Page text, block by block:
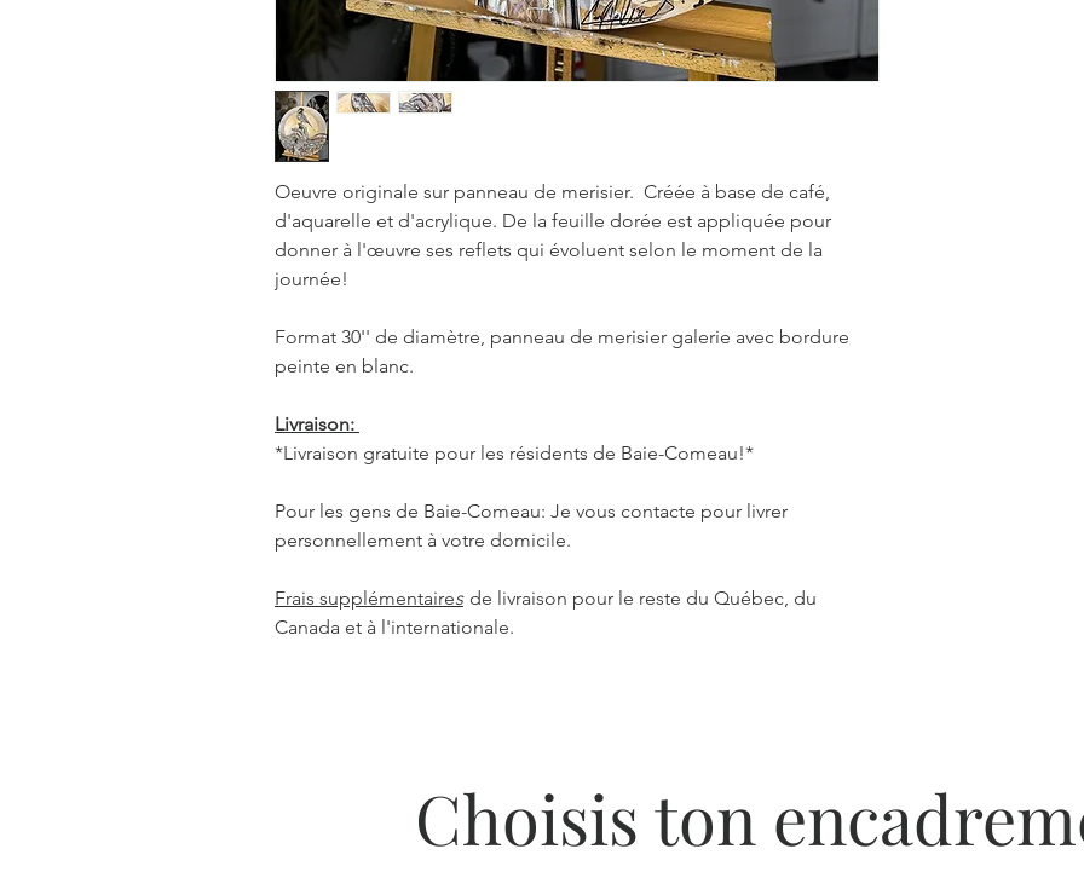
Oeuvre originale sur panneau de merisier. Créée à base de café,
d'aquarelle et d'acrylique. De la feuille dorée est appliquée pour
donner à l'œuvre ses reflets qui évoluent selon le moment de la
journée!
Format 30'' de diamètre, panneau de merisier galerie avec bordure
peinte en blanc.
Livraison:
*Livraison gratuite pour les résidents de Baie-Comeau!*
Pour les gens de Baie-Comeau: Je vous contacte pour livrer
personnellement à votre domicile.
Frais supplémentaires de livraison pour le reste du Québec, du
Canada et à l'internationale.
Choisis ton